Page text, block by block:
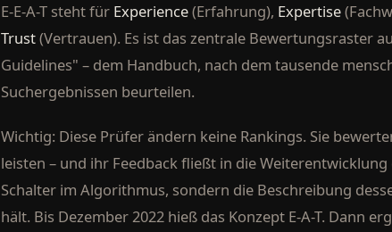
E-E-A-T steht für Experience(Erfahrung), Expertise
Trust(Vertrauen). Es ist das zentrale Bewertungsraster
Guidelines" – dem Handbuch, nach dem tausende
Suchergebnissen beurteilen.
Wichtig: Diese Prüfer ändern keine Rankings. Sie
leisten – und ihr Feedback fließt in die Weiterentwicklung
Schalter im Algorithmus, sondern die Beschreibung
hält. Bis Dezember 2022 hieß das Konzept E-A-T. Dann